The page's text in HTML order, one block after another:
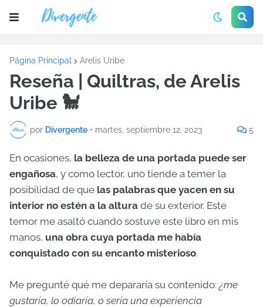
Página Principal Arelis Uribe
Reseña | Quiltras, de Arelis
Uribe 🐩
por Divergente • martes, septiembre 12, 2023 5
En ocasiones, la belleza de una portada puede ser
engañosa, y como lector, uno tiende a temer la
posibilidad de que las palabras que yacen en su
interior no estén a la altura de su exterior. Este
temor me asaltó cuando sostuve este libro en mis
manos, una obra cuya portada me había
conquistado con su encanto misterioso.
Me pregunté qué me depararía su contenido: ¿me
gustaría, lo odiaría, o sería una experiencia